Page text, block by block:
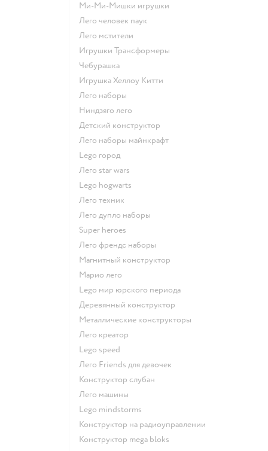
Ми-Ми-Мишки игрушки
Лего человек паук
Лего мстители
Игрушки Трансформеры
Чебурашка
Игрушка Хеллоу Китти
Лего наборы
Ниндзяго лего
Детский конструктор
Лего наборы майнкрафт
Lego город
Лего star wars
Lego hogwarts
Лего техник
Лего дупло наборы
Super heroes
Лего френдс наборы
Магнитный конструктор
Марио лего
Lego мир юрского периода
Деревянный конструктор
Металлические конструкторы
Лего креатор
Lego speed
Лего Friends для девочек
Конструктор слубан
Лего машины
Lego mindstorms
Конструктор на радиоуправлении
Конструктор mega bloks